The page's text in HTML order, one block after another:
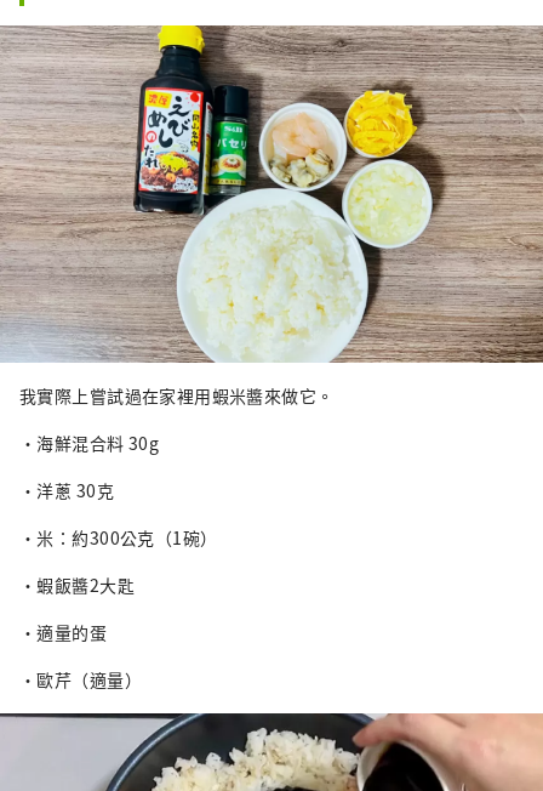
我實際上嘗試過在家裡用蝦米醬來做它。
・海鮮混合料 30g
・洋蔥 30克
・米：約300公克（1碗）
・蝦飯醬2大匙
・適量的蛋
・歐芹（適量）